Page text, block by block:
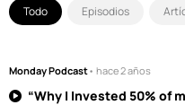
Todo Episodios
Monday Podcast• hace 2 años
“Why I Invested 50% of